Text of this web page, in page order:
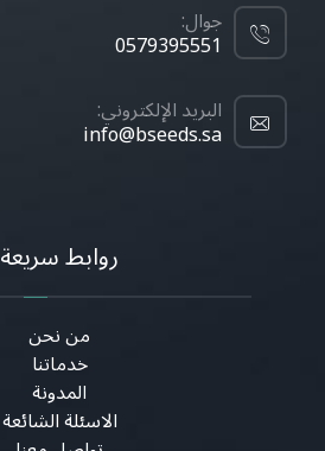
جوال:
0579395551
البريد الإلكتروني:
info@bseeds.sa
روابط سريعة
من نحن
خدماتنا
المدونة
الاسئلة الشائعة